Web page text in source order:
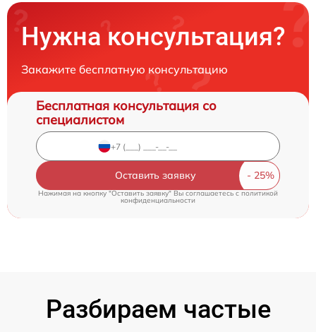
Нужна консультация?
Закажите бесплатную консультацию
Бесплатная консультация со
специалистом
Оставить заявку
Нажимая на кнопку "Оставить заявку" Вы соглашаетесь cполитикой
конфиденциальности
Разбираем частые